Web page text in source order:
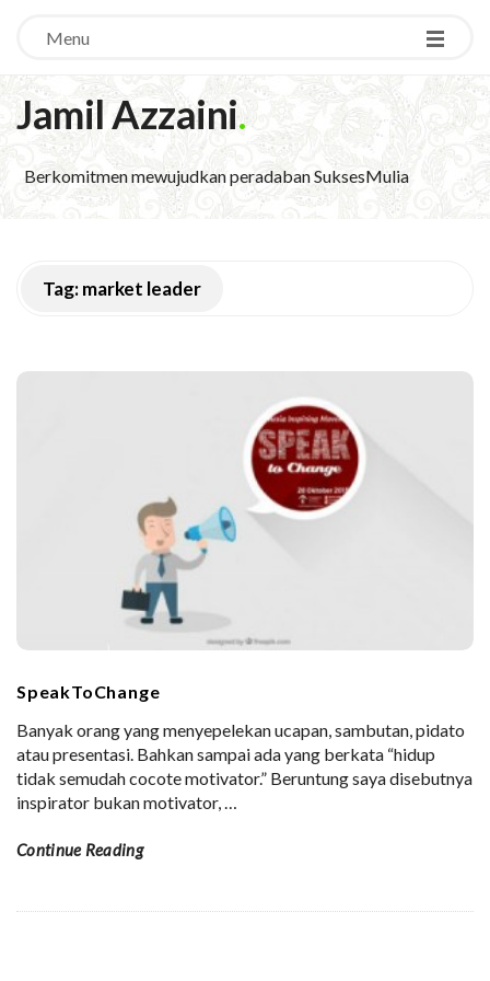
Menu
Jamil Azzaini.
Berkomitmen mewujudkan peradaban SuksesMulia
Tag:market leader
SpeakToChange
Banyak orang yang menyepelekan ucapan, sambutan, pidato
atau presentasi. Bahkan sampai ada yang berkata “hidup
tidak semudah cocote motivator.” Beruntung saya disebutnya
inspirator bukan motivator,…
Continue Reading